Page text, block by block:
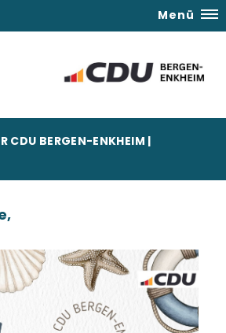
Menü
CDU BERGEN-ENKHEIM |